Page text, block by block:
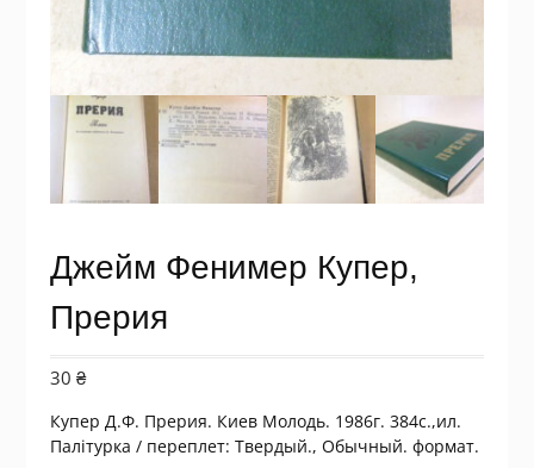
Джейм Фенимер Купер,
Прерия
30 ₴
Купер Д.Ф. Прерия. Киев Молодь. 1986г. 384с.,ил.
Палiтурка / переплет: Твердый., Обычный. формат.